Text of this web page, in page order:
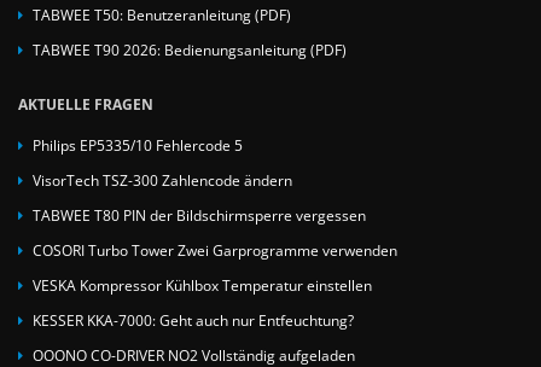
TABWEE T50: Benutzeranleitung (PDF)
TABWEE T90 2026: Bedienungsanleitung (PDF)
AKTUELLE FRAGEN
Philips EP5335/10 Fehlercode 5
VisorTech TSZ-300 Zahlencode ändern
TABWEE T80 PIN der Bildschirmsperre vergessen
COSORI Turbo Tower Zwei Garprogramme verwenden
VESKA Kompressor Kühlbox Temperatur einstellen
KESSER KKA-7000: Geht auch nur Entfeuchtung?
OOONO CO-DRIVER NO2 Vollständig aufgeladen